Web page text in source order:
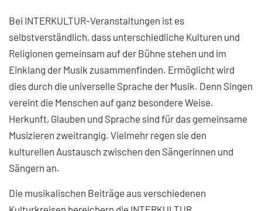
Bei INTERKULTUR-Veranstaltungen ist es
selbstverständlich, dass unterschiedliche Kulturen und
Religionen gemeinsam auf der Bühne stehen und im
Einklang der Musik zusammenfinden. Ermöglicht wird
dies durch die universelle Sprache der Musik. Denn Singen
vereint die Menschen auf ganz besondere Weise.
Herkunft, Glauben und Sprache sind für das gemeinsame
Musizieren zweitrangig. Vielmehr regen sie den
kulturellen Austausch zwischen den Sängerinnen und
Sängern an.
Die musikalischen Beiträge aus verschiedenen